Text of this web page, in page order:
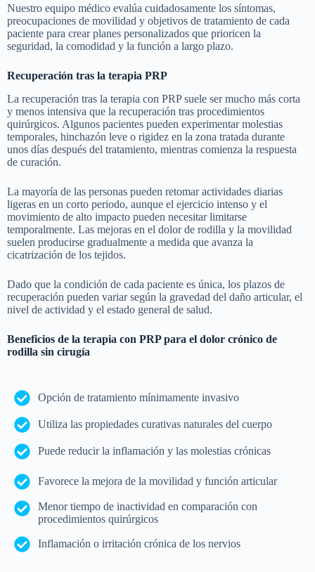
Nuestro equipo médico evalúa cuidadosamente los síntomas,
preocupaciones de movilidad y objetivos de tratamiento de cada
paciente para crear planes personalizados que prioricen la
seguridad, la comodidad y la función a largo plazo.
Recuperación tras la terapia PRP
La recuperación tras la terapia con PRP suele ser mucho más corta
y menos intensiva que la recuperación tras procedimientos
quirúrgicos. Algunos pacientes pueden experimentar molestias
temporales, hinchazón leve o rigidez en la zona tratada durante
unos días después del tratamiento, mientras comienza la respuesta
de curación.
La mayoría de las personas pueden retomar actividades diarias
ligeras en un corto periodo, aunque el ejercicio intenso y el
movimiento de alto impacto pueden necesitar limitarse
temporalmente. Las mejoras en el dolor de rodilla y la movilidad
suelen producirse gradualmente a medida que avanza la
cicatrización de los tejidos.
Dado que la condición de cada paciente es única, los plazos de
recuperación pueden variar según la gravedad del daño articular, el
nivel de actividad y el estado general de salud.
Beneficios de la terapia con PRP para el dolor crónico de
rodilla sin cirugía
Opción de tratamiento mínimamente invasivo
Utiliza las propiedades curativas naturales del cuerpo
Puede reducir la inflamación y las molestias crónicas
Favorece la mejora de la movilidad y función articular
Menor tiempo de inactividad en comparación con
procedimientos quirúrgicos
Inflamación o irritación crónica de los nervios